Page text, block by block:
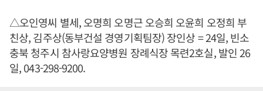
△오인영씨 별세, 오명희 오명근 오승희 오윤희 오정희 부
친상, 김주상(동부건설 경영기획팀장) 장인상 = 24일, 빈소
충북 청주시 참사랑요양병원 장례식장 목련2호실, 발인 26
일, 043-298-9200.